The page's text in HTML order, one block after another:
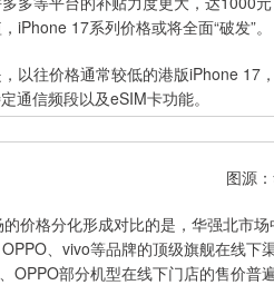
iPhone 17系列价格或将全面“破发”。
往价格通常较低的港版iPhone 17
通信频段以及eSIM卡功能。
图源
格分化形成对比的是，华强北市场
、vivo等品牌的顶级旗舰在线
OPPO部分机型在线下门店的售价普